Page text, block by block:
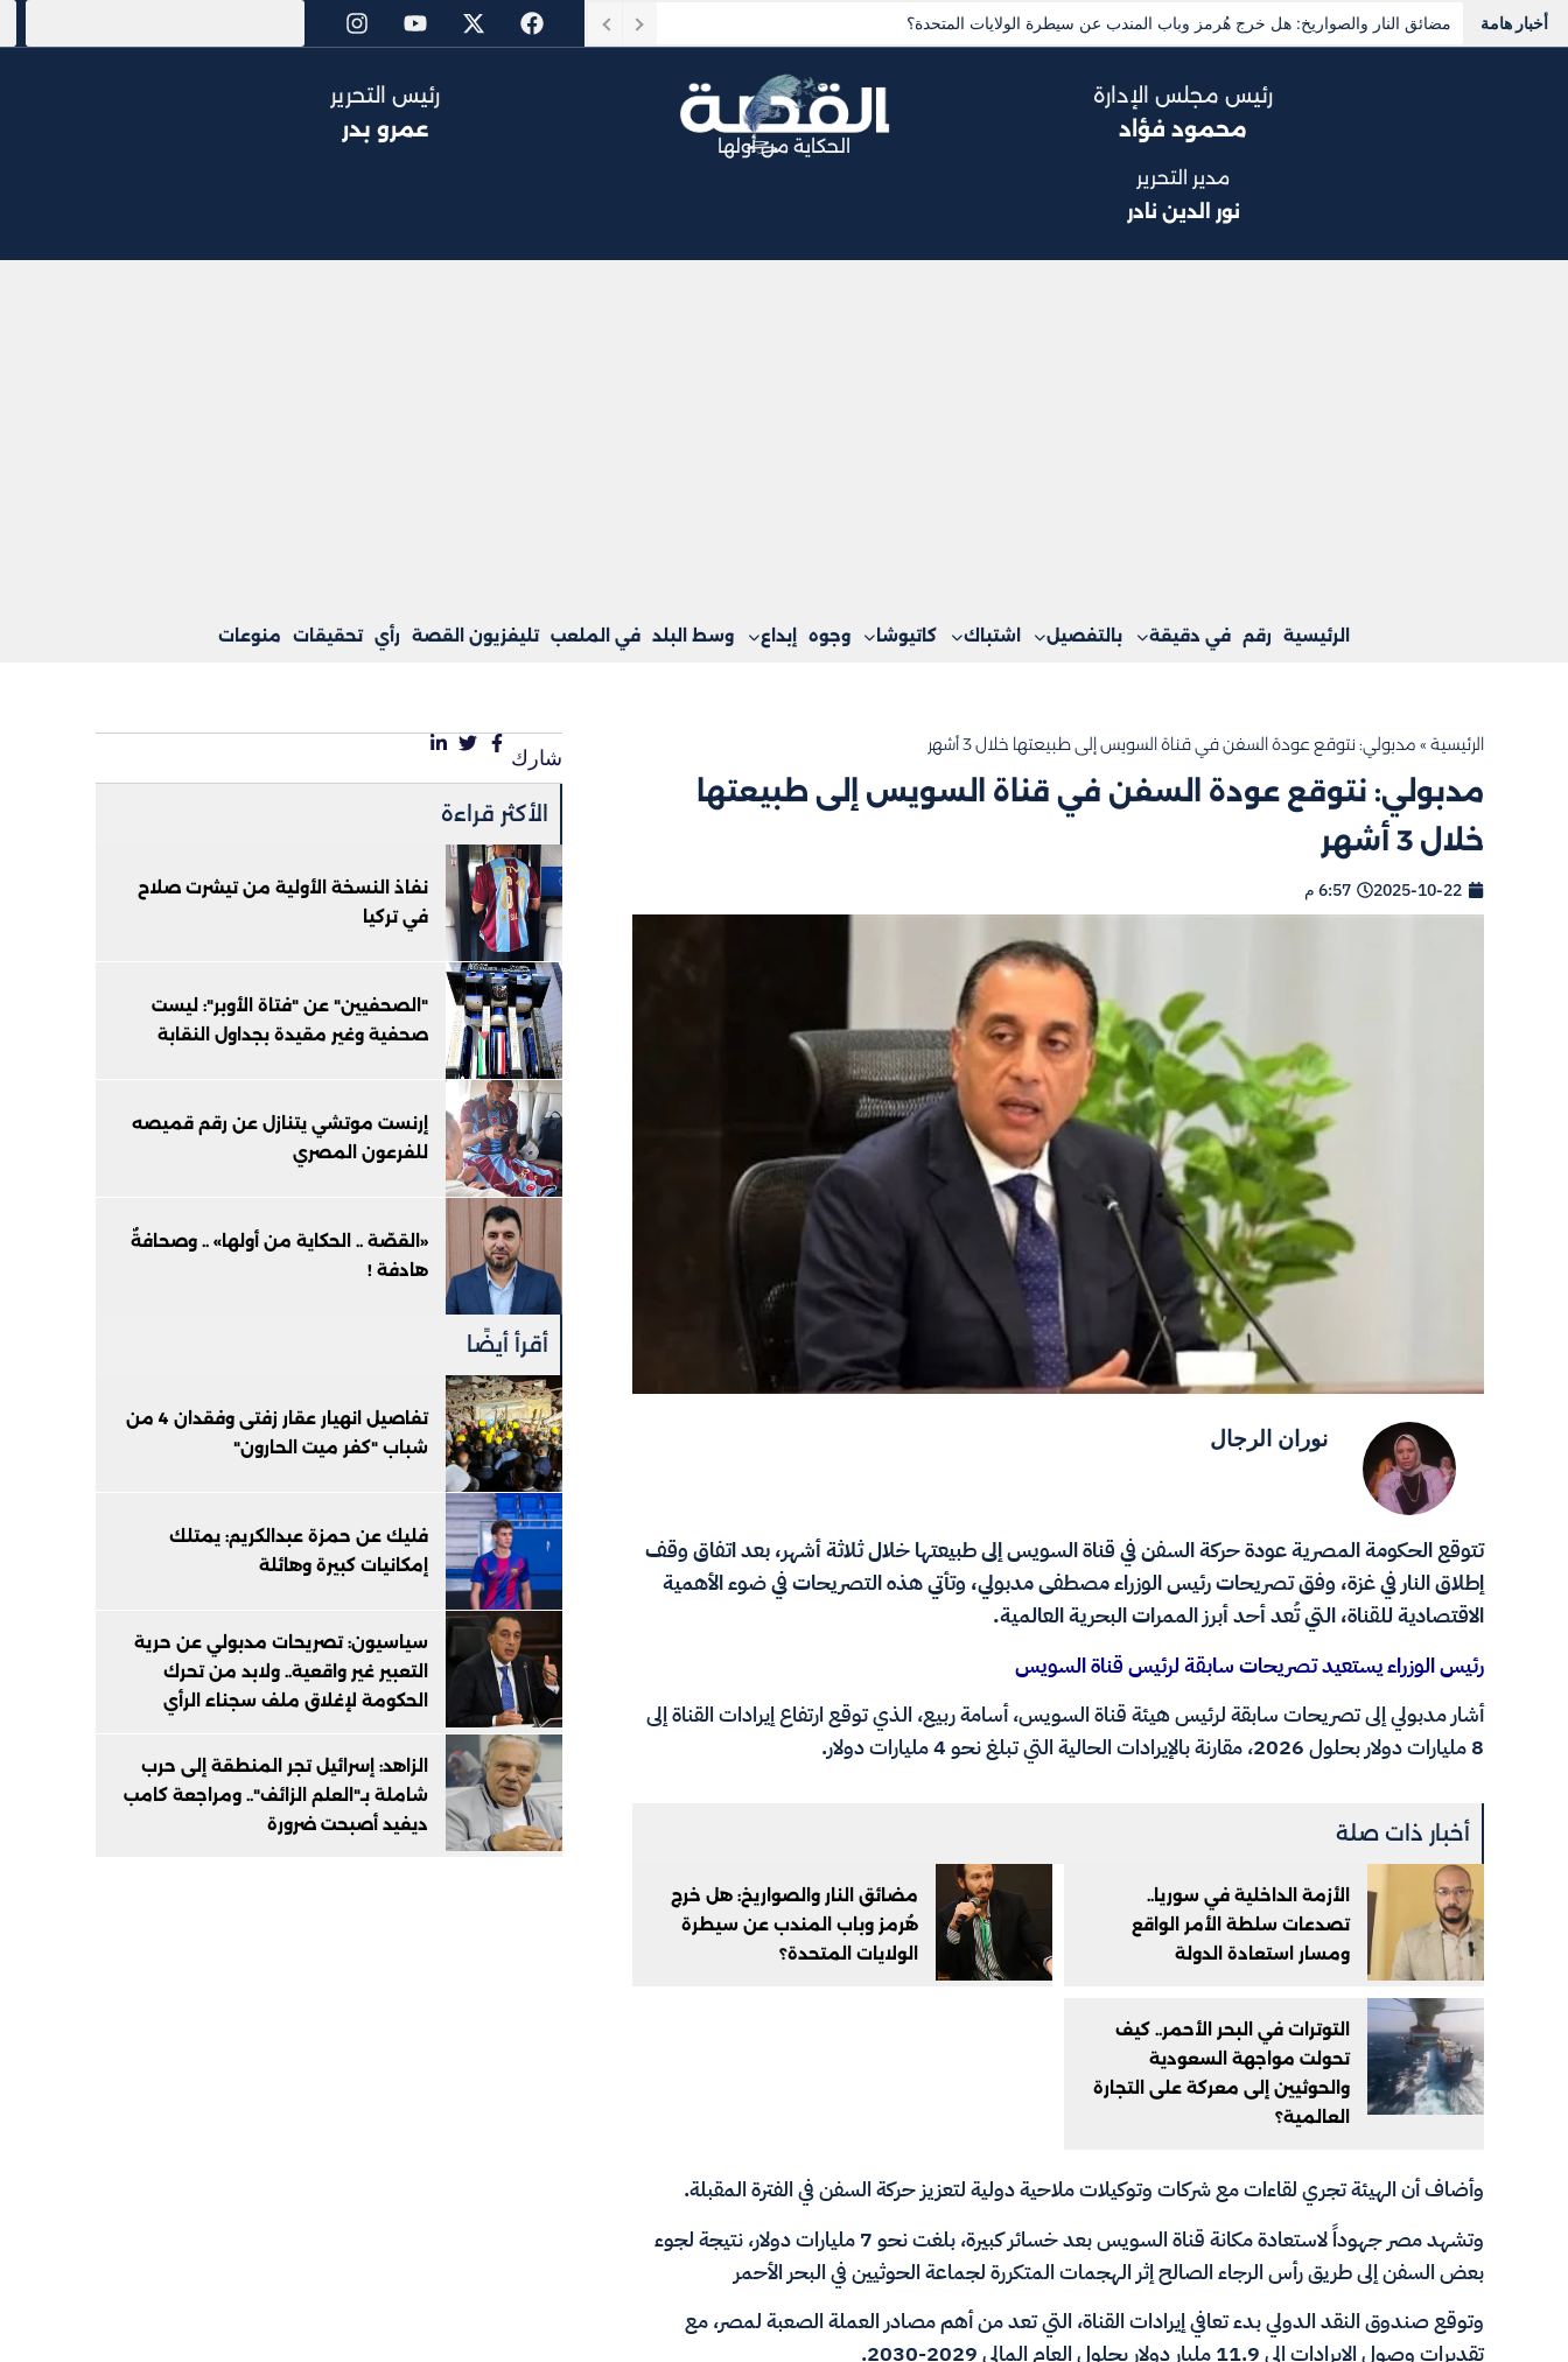
أخبار هامة التوترات في البحر الأحمر.. كيف تحولت مواجهة السعودية والحوثيين إلى معركة على التجارة العالمية؟
رئيس مجلس الإدارة
محمود فؤاد
مدير التحرير
نور الدين نادر
الحكاية من أولها
رئيس التحرير
عمرو بدر
الرئيسية رقم في دقيقة بالتفصيل اشتباك كاتيوشا وجوه إبداع وسط البلد في الملعب تليفزيون القصة رأي تحقيقات منوعات
الرئيسية » مدبولي: نتوقع عودة السفن في قناة السويس إلى طبيعتها خلال 3 أشهر
مدبولي: نتوقع عودة السفن في قناة السويس إلى طبيعتها
خلال 3 أشهر
2025-10-22 6:57 م
نوران الرجال
تتوقع الحكومة المصرية عودة حركة السفن في قناة السويس إلى طبيعتها خلال ثلاثة أشهر، بعد اتفاق وقف
إطلاق النار في غزة، وفق تصريحات رئيس الوزراء مصطفى مدبولي، وتأتي هذه التصريحات في ضوء الأهمية
الاقتصادية للقناة، التي تُعد أحد أبرز الممرات البحرية العالمية.
رئيس الوزراء يستعيد تصريحات سابقة لرئيس قناة السويس
أشار مدبولي إلى تصريحات سابقة لرئيس هيئة قناة السويس، أسامة ربيع، الذي توقع ارتفاع إيرادات القناة إلى
8 مليارات دولار بحلول 2026، مقارنة بالإيرادات الحالية التي تبلغ نحو 4 مليارات دولار.
أخبار ذات صلة
الأزمة الداخلية في سوريا..
تصدعات سلطة الأمر الواقع
ومسار استعادة الدولة
مضائق النار والصواريخ: هل خرج
هُرمز وباب المندب عن سيطرة
الولايات المتحدة؟
التوترات في البحر الأحمر.. كيف
تحولت مواجهة السعودية
والحوثيين إلى معركة على التجارة
العالمية؟
وأضاف أن الهيئة تجري لقاءات مع شركات وتوكيلات ملاحية دولية لتعزيز حركة السفن في الفترة المقبلة.
وتشهد مصر جهوداً لاستعادة مكانة قناة السويس بعد خسائر كبيرة، بلغت نحو 7 مليارات دولار، نتيجة لجوء
بعض السفن إلى طريق رأس الرجاء الصالح إثر الهجمات المتكررة لجماعة الحوثيين في البحر الأحمر
وتوقع صندوق النقد الدولي بدء تعافي إيرادات القناة، التي تعد من أهم مصادر العملة الصعبة لمصر، مع
تقديرات وصول الإيرادات إلى 11.9 مليار دولار بحلول العام المالي 2029-2030.
شارك
الأكثر قراءة
نفاذ النسخة الأولية من تيشرت صلاح
في تركيا
"الصحفيين" عن "فتاة الأوبر": ليست
صحفية وغير مقيدة بجداول النقابة
إرنست موتشي يتنازل عن رقم قميصه
للفرعون المصري
«القصّة .. الحكاية من أولها» .. وصحافةٌ
هادفة !
أقرأ أيضًا
تفاصيل انهيار عقار زفتى وفقدان 4 من
شباب "كفر ميت الحارون"
فليك عن حمزة عبدالكريم: يمتلك
إمكانيات كبيرة وهائلة
سياسيون: تصريحات مدبولي عن حرية
التعبير غير واقعية.. ولابد من تحرك
الحكومة لإغلاق ملف سجناء الرأي
الزاهد: إسرائيل تجر المنطقة إلى حرب
شاملة بـ"العلم الزائف".. ومراجعة كامب
ديفيد أصبحت ضرورة